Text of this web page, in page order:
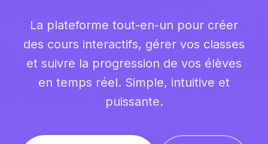
La plateforme tout-en-un pour créer
des cours interactifs, gérer vos classes
et suivre la progression de vos élèves
en temps réel. Simple, intuitive et
puissante.